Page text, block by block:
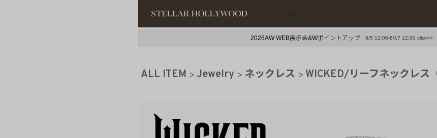
#スタッフイチ押し（通勤パールアクセ） ＃写真映えアクセ
2026AW WEB展示会&Wポイントアップ 8/5 12:00-8/17 12:00 click>>
ALL ITEM Jewelry ネックレス WICKED/リーフネックレス